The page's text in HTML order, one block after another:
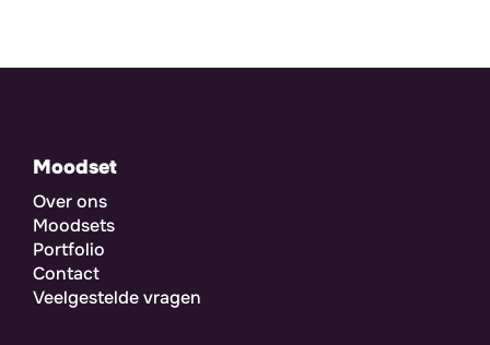
Moodset
Over ons
Moodsets
Portfolio
Contact
Veelgestelde vragen